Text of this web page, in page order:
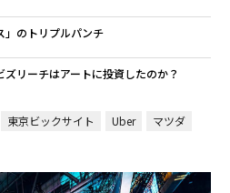
」のトリプルパンチ
リーチはアートに投資したのか？
東京ビックサイト Uber マツダ